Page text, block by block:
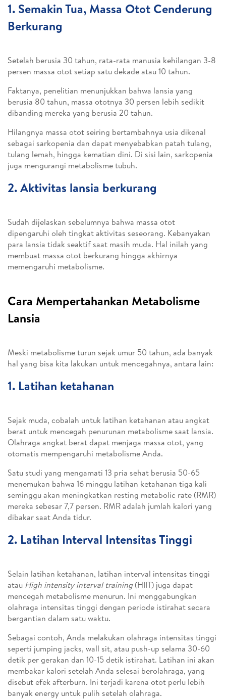
1. Semakin Tua, Massa Otot Cenderung
Berkurang
Setelah berusia 30 tahun, rata-rata manusia kehilangan 3-8
persen massa otot setiap satu dekade atau 10 tahun.
Faktanya, penelitian menunjukkan bahwa lansia yang
berusia 80 tahun, massa ototnya 30 persen lebih sedikit
dibanding mereka yang berusia 20 tahun.
Hilangnya massa otot seiring bertambahnya usia dikenal
sebagai sarkopenia dan dapat menyebabkan patah tulang,
tulang lemah, hingga kematian dini. Di sisi lain, sarkopenia
juga mengurangi metabolisme tubuh.
2. Aktivitas lansia berkurang
Sudah dijelaskan sebelumnya bahwa massa otot
dipengaruhi oleh tingkat aktivitas seseorang. Kebanyakan
para lansia tidak seaktif saat masih muda. Hal inilah yang
membuat massa otot berkurang hingga akhirnya
memengaruhi metabolisme.
Cara Mempertahankan Metabolisme
Lansia
Meski metabolisme turun sejak umur 50 tahun, ada banyak
hal yang bisa kita lakukan untuk mencegahnya, antara lain:
1. Latihan ketahanan
Sejak muda, cobalah untuk latihan ketahanan atau angkat
berat untuk mencegah penurunan metabolisme saat lansia.
Olahraga angkat berat dapat menjaga massa otot, yang
otomatis mempengaruhi metabolisme Anda.
Satu studi yang mengamati 13 pria sehat berusia 50-65
menemukan bahwa 16 minggu latihan ketahanan tiga kali
seminggu akan meningkatkan resting metabolic rate (RMR)
mereka sebesar 7,7 persen. RMR adalah jumlah kalori yang
dibakar saat Anda tidur.
2. Latihan Interval Intensitas Tinggi
Selain latihan ketahanan, latihan interval intensitas tinggi
atau High intensity interval training (HIIT) juga dapat
mencegah metabolisme menurun. Ini menggabungkan
olahraga intensitas tinggi dengan periode istirahat secara
bergantian dalam satu waktu.
Sebagai contoh, Anda melakukan olahraga intensitas tinggi
seperti jumping jacks, wall sit, atau push-up selama 30-60
detik per gerakan dan 10-15 detik istirahat. Latihan ini akan
membakar kalori setelah Anda selesai berolahraga, yang
disebut efek afterburn. Ini terjadi karena otot perlu lebih
banyak energy untuk pulih setelah olahraga.